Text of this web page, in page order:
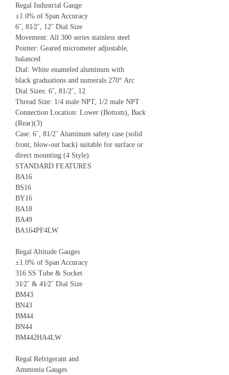
Regal Industrial Gauge
±1.0% of Span Accuracy
6˝, 81⁄2˝, 12˝ Dial Size
Movement: All 300 series stainless steel
Pointer: Geared micrometer adjustable,
balanced
Dial: White enameled aluminum with
black graduations and numerals 270° Arc
Dial Sizes: 6˝, 81/2˝, 12
Thread Size: 1/4 male NPT; 1/2 male NPT
Connection Location: Lower (Bottom), Back
(Rear)(3)
Case: 6˝, 81/2˝ Aluminum safety case (solid
front, blow-out back) suitable for surface or
direct mounting (4 Style).
STANDARD FEATURES
BA16
BS16
BY16
BA18
BA49
BA164PF4LW
Regal Altitude Gauges
±1.0% of Span Accuracy
316 SS Tube & Socket
31⁄2˝ & 41⁄2˝ Dial Size
BM43
BN43
BM44
BN44
BM442HA4LW
Regal Refrigerant and
Ammonia Gauges